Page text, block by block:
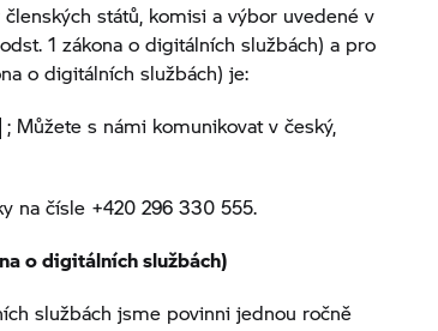
států, komisi a výbor uvedené v
1 zákona o digitálních službách) a pro
o digitálních službách) je:
; Můžete s námi komunikovat v český,
na čísle +420 296 330 555.
o digitálních službách)
službách jsme povinni jednou ročně